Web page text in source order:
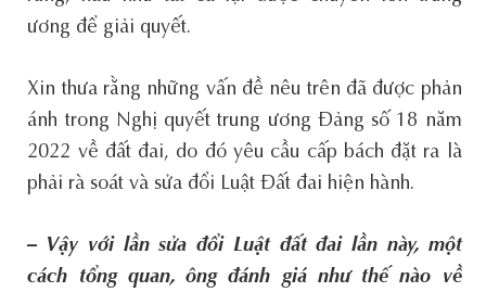
ương để giải quyết.
Xin thưa rằng những vấn đề nêu trên đã được phản
ánh trong Nghị quyết trung ương Đảng số 18 năm
2022 về đất đai, do đó yêu cầu cấp bách đặt ra là
phải rà soát và sửa đổi Luật Đất đai hiện hành.
– Vậy với lần sửa đổi Luật đất đai lần này, một
cách tổng quan, ông đánh giá như thế nào về